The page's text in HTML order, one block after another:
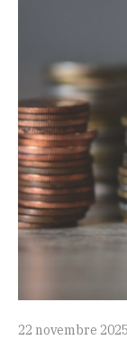
22 novembre 2025